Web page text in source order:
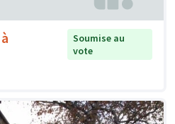
Soumise au
vote